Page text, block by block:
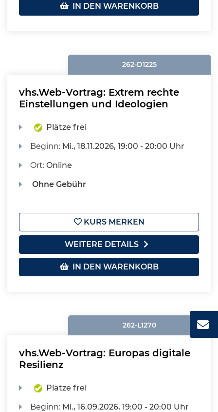
IN DEN WARENKORB
262-D1225
vhs.Web-Vortrag: Extrem rechte
Einstellungen und Ideologien
Plätze frei
Beginn: Mi., 18.11.2026, 19:00 - 20:00 Uhr
Ort:Online
Ohne Gebühr
KURS MERKEN
WEITERE DETAILS
IN DEN WARENKORB
262-L1270
vhs.Web-Vortrag: Europas digitale
Resilienz
Plätze frei
Beginn: Mi., 16.09.2026, 19:00 - 20:00 Uhr